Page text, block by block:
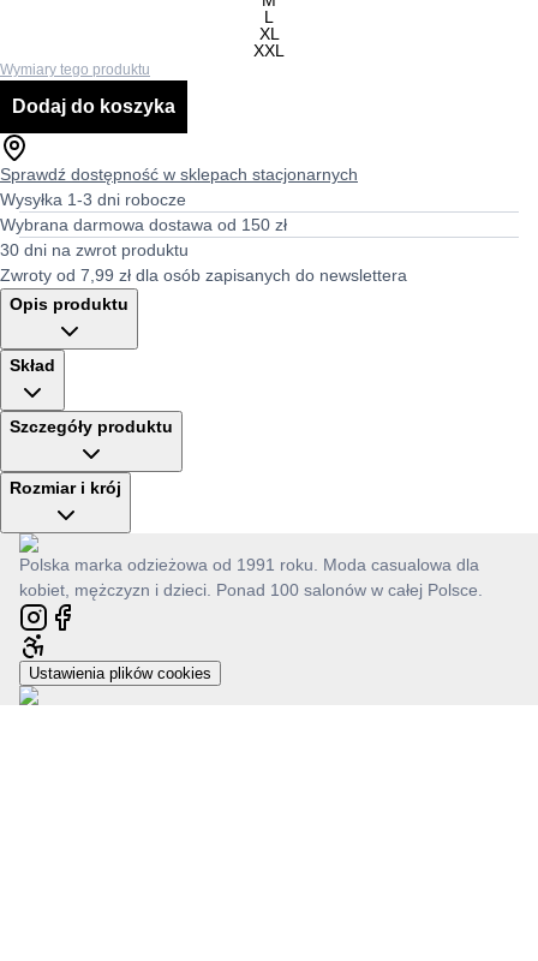
L
XL
XXL
Wymiary tego produktu
Dodaj do koszyka
Sprawdź dostępność w sklepach stacjonarnych
Wysyłka 1-3 dni robocze
Wybrana darmowa dostawa od 150 zł
30 dni na zwrot produktu
Zwroty od 7,99 zł dla osób zapisanych do newslettera
Opis produktu
Skład
Szczegóły produktu
Rozmiar i krój
Polska marka odzieżowa od 1991 roku. Moda casualowa dla
kobiet, mężczyzn i dzieci. Ponad 100 salonów w całej Polsce.
Ustawienia plików cookies